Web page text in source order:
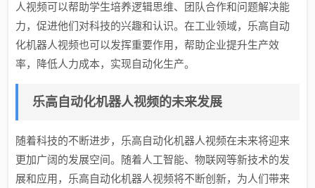
人视频可以帮助学生培养逻辑思维、团队合作和问题解决能
力，促进他们对科技的兴趣和认识。在工业领域，乐高自动
化机器人视频也可以发挥重要作用，帮助企业提升生产效
率，降低人力成本，实现自动化生产。
乐高自动化机器人视频的未来发展
随着科技的不断进步，乐高自动化机器人视频在未来将迎来
更加广阔的发展空间。随着人工智能、物联网等新技术的发
展和应用，乐高自动化机器人视频将不断创新，为人们带来